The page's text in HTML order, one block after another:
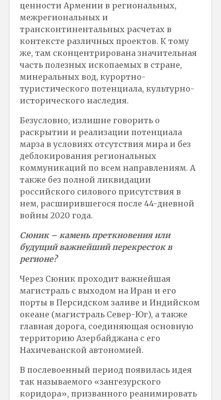
ценности Армении в региональных,
межрегиональных и
трансконтинентальных расчетах в
контексте различных проектов. К тому
же, там сконцентрирована значительная
часть полезных ископаемых в стране,
минеральных вод, курортно-
туристического потенциала, культурно-
исторического наследия.
Безусловно, излишне говорить о
раскрытии и реализации потенциала
марза в условиях отсутствия мира и без
деблокирования региональных
коммуникаций по всем направлениям. А
также без полной ликвидации
российского силового присутствия в
нем, расширившегося после 44-дневной
войны 2020 года.
Сюник – камень преткновения или
будущий важнейший перекресток в
регионе?
Через Сюник проходит важнейшая
магистраль с выходом на Иран и его
порты в Персидском заливе и Индийском
океане (магистраль Север-Юг), а также
главная дорога, соединяющая основную
территорию Азербайджана с его
Нахичеванской автономией.
В послевоенный период появилась идея
так называемого «зангезурского
коридора», призванного реанимировать